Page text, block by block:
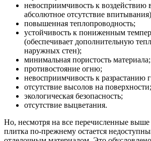
невосприимчивость к воздействию
абсолютное отсутствие
повышенная теплопроводность;
устойчивость к пониженным
(обеспечивает дополнительную
наружных стен);
минимальная пористость материала;
противостояние огню;
невосприимчивость к разрастанию
отсутствие высолов на поверхности;
экологическая безопасность;
отсутствие выцветания.
Но, несмотря на все перечисленные
плитка по-прежнему остается